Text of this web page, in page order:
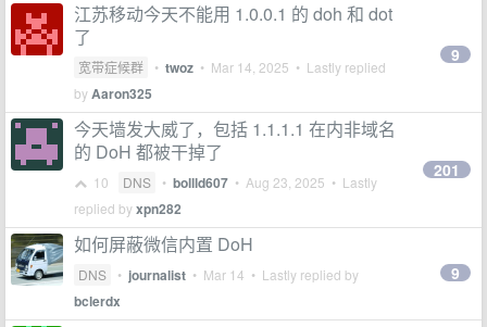
江苏移动今天不能用 1.0.0.1 的 doh 和 dot
了
宽带症候群 • twoz • Mar 14, 2025 • Lastly replied
byAaron325
9
今天墙发大威了，包括 1.1.1.1 在内非域名
的 DoH 都被干掉了
10 DNS • bollld607 • Aug 23, 2025 • Lastly
replied byxpn282
201
如何屏蔽微信内置 DoH
DNS • journalist • Mar 14 • Lastly replied by
bclerdx
9